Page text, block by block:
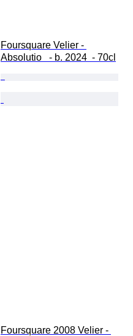
Foursquare Velier -
Absolutio   - b. 2024  - 70cl
Foursquare 2008 Velier -